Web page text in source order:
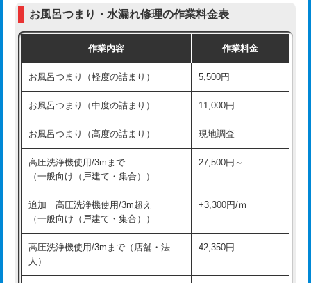
交換・取付（普通便座） 11,000円+材料費
交換・取付（温水洗浄便座） 16,500円+材料費
交換・取付(単水栓（壁付・デッキ
式）)
13,200円+材料費
交換・取付(混合水栓（壁付・デッキ
式・ワンホール）)
16,500円+材料費
交換・取付(排水栓・排水トラップ
（P/S/ポップアップ））
22,000円+材料費
交換・取付（その他部品） 11,000円+材料費
持込商品取付（単水栓） 13,200円
持込商品取付（混合水栓）
お風呂つまり・水漏れ修理の作業料金表
作業内容 作業料金
お風呂つまり（軽度の詰まり） 5,500円
お風呂つまり（中度の詰まり） 11,000円
お風呂つまり（高度の詰まり） 現地調査
高圧洗浄機使用/3mまで
（一般向け（戸建て・集合））
27,500円～
追加 高圧洗浄機使用/3m超え
（一般向け（戸建て・集合））
+3,300円/ｍ
高圧洗浄機使用/3mまで（店舗・法
人）
42,350円